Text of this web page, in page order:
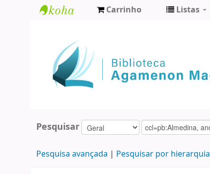
Agamenon
Magalhães
Carrinho Listas
Pesquisar
Pesquisa avançada Pesquisar por hierarquia